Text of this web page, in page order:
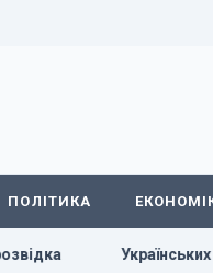
ПОЛІТИКА
Українських чоловіків